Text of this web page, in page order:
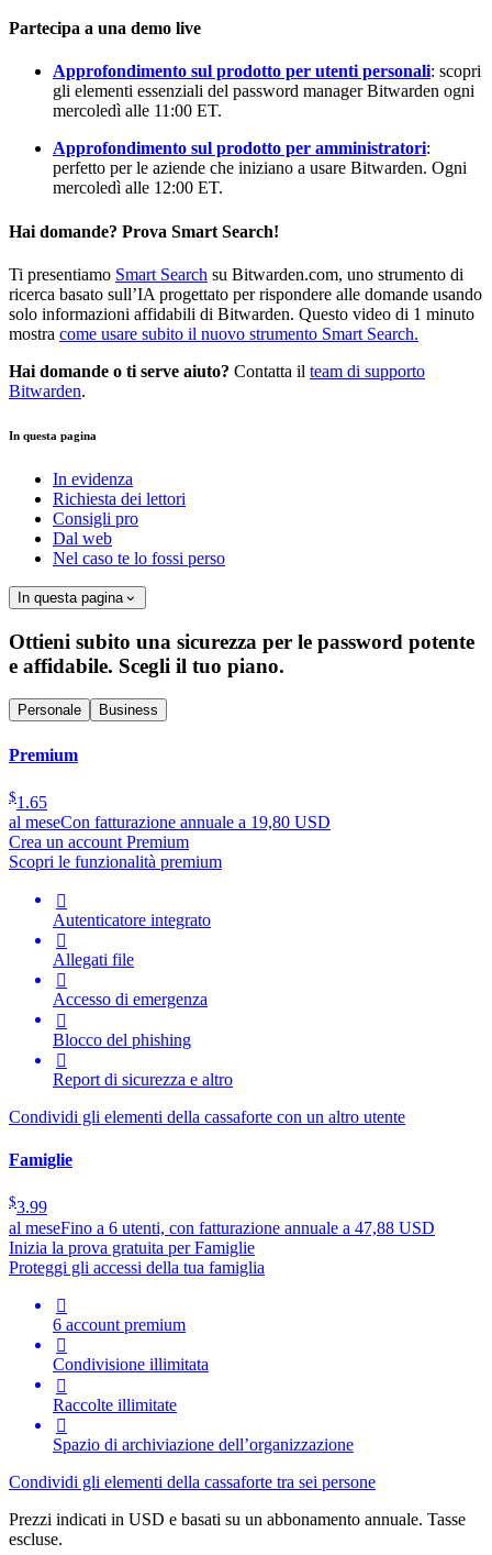
Partecipa a una demo live
Approfondimento sul prodotto per utenti personali: scopri
gli elementi essenziali del password manager Bitwarden ogni
mercoledì alle 11:00 ET.
Approfondimento sul prodotto per amministratori:
perfetto per le aziende che iniziano a usare Bitwarden. Ogni
mercoledì alle 12:00 ET.
Hai domande? Prova Smart Search!
Ti presentiamo Smart Search su Bitwarden.com, uno strumento di
ricerca basato sull’IA progettato per rispondere alle domande usando
solo informazioni affidabili di Bitwarden. Questo video di 1 minuto
mostra come usare subito il nuovo strumento Smart Search.
Hai domande o ti serve aiuto? Contatta il team di supporto
Bitwarden.
In questa pagina
In evidenza
Richiesta dei lettori
Consigli pro
Dal web
Nel caso te lo fossi perso
In questa pagina
Ottieni subito una sicurezza per le password potente
e affidabile. Scegli il tuo piano.
Personale Business
Premium
$1.65
al meseCon fatturazione annuale a 19,80 USD
Crea un account Premium
Scopri le funzionalità premium

Autenticatore integrato

Allegati file

Accesso di emergenza

Blocco del phishing

Report di sicurezza e altro
Condividi gli elementi della cassaforte con un altro utente
Famiglie
$3.99
al meseFino a 6 utenti, con fatturazione annuale a 47,88 USD
Inizia la prova gratuita per Famiglie
Proteggi gli accessi della tua famiglia

6 account premium

Condivisione illimitata

Raccolte illimitate

Spazio di archiviazione dell’organizzazione
Condividi gli elementi della cassaforte tra sei persone
Prezzi indicati in USD e basati su un abbonamento annuale. Tasse
escluse.